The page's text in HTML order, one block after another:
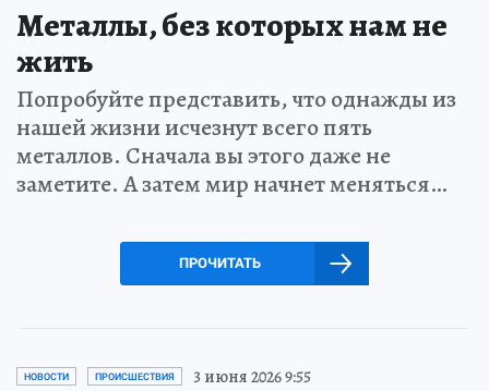
Металлы, без которых нам не
жить
Попробуйте представить, что однажды из
нашей жизни исчезнут всего пять
металлов. Сначала вы этого даже не
заметите. А затем мир начнет меняться…
ПРОЧИТАТЬ
НОВОСТИ ПРОИСШЕСТВИЯ 3 июня 2026 9:55